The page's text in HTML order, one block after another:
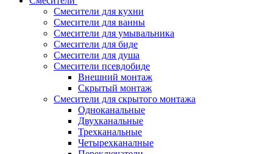
Смесители для кухни
Смесители для ванны
Смесители для умывальника
Смесители для биде
Смесители для душа
Смесители псевдобиде
Внешний монтаж
Скрытый монтаж
Смесители для скрытого монтажа
Одноканальные
Двухканальные
Трехканальные
Четырехканалные